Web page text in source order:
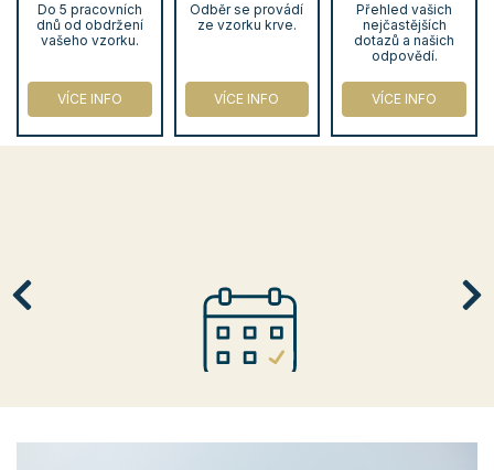
Do 5 pracovních
dnů od obdržení
vašeho vzorku.
VÍCE INFO
Odběr se provádí
ze vzorku krve.
VÍCE INFO
Přehled vašich
nejčastějších
dotazů a našich
odpovědí.
VÍCE INFO
DLOUHODOBÁ ÚNAVA